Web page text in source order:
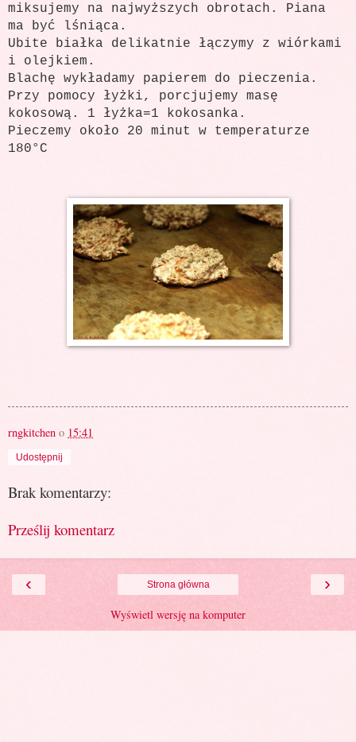
miksujemy na najwyższych obrotach. Piana
ma być lśniąca.
Ubite białka delikatnie łączymy z wiórkami
i olejkiem.
Blachę wykładamy papierem do pieczenia.
Przy pomocy łyżki, porcjujemy masę
kokosową. 1 łyżka=1 kokosanka.
Pieczemy około 20 minut w temperaturze
180°C
rngkitchen o 15:41
Udostępnij
Brak komentarzy:
Prześlij komentarz
‹ ›
Strona główna
Wyświetl wersję na komputer